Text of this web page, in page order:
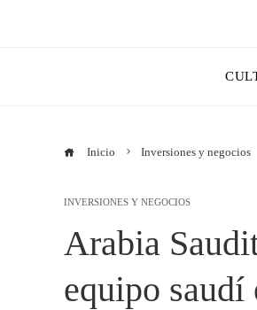
Inicio Inversiones y negocios
INVERSIONES Y NEGOCIOS
Arabia
equipo saudí